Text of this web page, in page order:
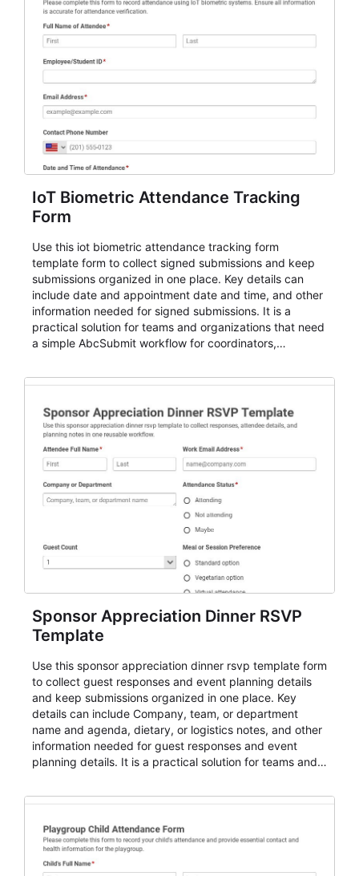
IoT Biometric Attendance Tracking
Form
Use this iot biometric attendance tracking form
template form to collect signed submissions and keep
submissions organized in one place. Key details can
include date and appointment date and time, and other
information needed for signed submissions. It is a
practical solution for teams and organizations that need
a simple AbcSubmit workflow for coordinators,
Sponsor Appreciation Dinner RSVP
Template
Use this sponsor appreciation dinner rsvp template form
to collect guest responses and event planning details
and keep submissions organized in one place. Key
details can include Company, team, or department
name and agenda, dietary, or logistics notes, and other
information needed for guest responses and event
planning details. It is a practical solution for teams and
for teams and organizations.